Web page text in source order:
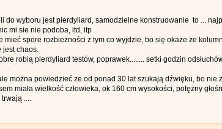
do wyboru jest pierdyliard, samodzielne konstruowanie to ...
mi sie nie podoba, itd, itp
mieć spore rozbieżności z tym co wyjdzie, bo się okaże że
jest chaos.
robią pierdyliard testów, poprawek........ setki godzin
można powiedzieć ze od ponad 30 lat szukają dźwięku, bo
miała wielkość człowieka, ok 160 cm wysokości, potężny
....